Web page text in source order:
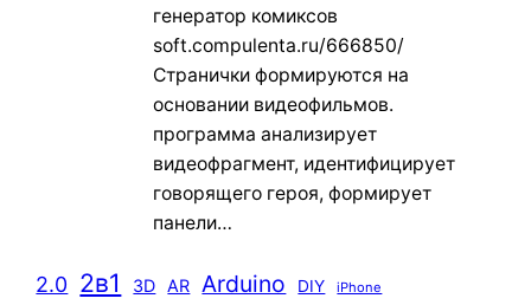
генератор комиксов
soft.compulenta.ru/666850/
Странички формируются на
основании видеофильмов.
программа анализирует
видеофрагмент, идентифицирует
говорящего героя, формирует
панели…
2.0 2в1 3D AR Arduino DIY iPhone